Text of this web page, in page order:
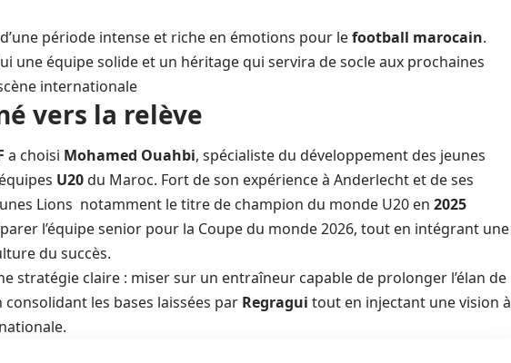
période intense et riche en émotions pour lefootball marocain.
une équipe solide et un héritage qui servira de socle aux prochaines
internationale
vers la relève
a choisi Mohamed Ouahbi, spécialiste du développement des jeunes
U20du Maroc. Fort de son expérience à Anderlecht et de ses
Lions notamment le titre de champion du monde U20 en 2025
l’équipe senior pour la Coupe du monde 2026, tout en intégrant une
du succès.
stratégie claire : miser sur un entraîneur capable de prolonger l’élan de
les bases laissées par Regragui tout en injectant une vision à